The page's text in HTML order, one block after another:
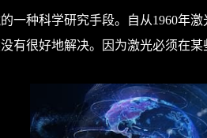
种科学研究手段。自从1960年激
有很好地解决。因为激光必须在